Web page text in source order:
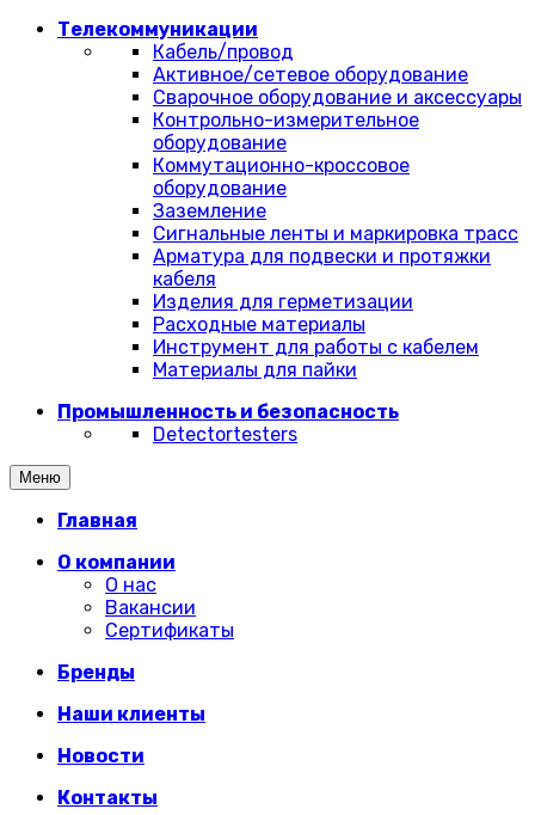
Телекоммуникации
Кабель/провод
Активное/сетевое оборудование
Сварочное оборудование и аксессуары
Контрольно-измерительное
оборудование
Коммутационно-кроссовое
оборудование
Заземление
Сигнальные ленты и маркировка трасс
Арматура для подвески и протяжки
кабеля
Изделия для герметизации
Расходные материалы
Инструмент для работы с кабелем
Материалы для пайки
Промышленность и безопасность
Detectortesters
Меню
Главная
О компании
О нас
Вакансии
Сертификаты
Бренды
Наши клиенты
Новости
Контакты